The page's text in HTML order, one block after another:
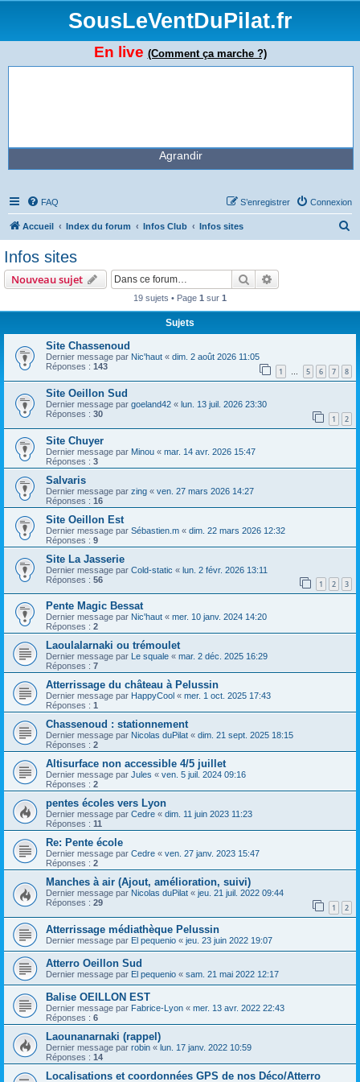
SousLeVentDuPilat.fr
En live (Comment ça marche ?)
Agrandir
FAQ Connexion
S’enregistrer
Accueil Index du forum Infos Club Infos sites
e
Infos sites
Nouveau sujet Rechercher
19 sujets • Page 1 sur 1
Sujets
Site Chassenoud
Dernier message par Nic'haut « dim. 2 août 2026 11:05
Réponses : 143 1 … 5 6 7 8
Site Oeillon Sud
Dernier message par goeland42 « lun. 13 juil. 2026 23:30
Réponses : 30 1 2
Site Chuyer
Dernier message par Minou « mar. 14 avr. 2026 15:47
Réponses : 3
Salvaris
Dernier message par zing « ven. 27 mars 2026 14:27
Réponses : 16
Site Oeillon Est
Dernier message par Sébastien.m « dim. 22 mars 2026 12:32
Réponses : 9
Site La Jasserie
Dernier message par Cold-static « lun. 2 févr. 2026 13:11
Réponses : 56 1 2 3
Pente Magic Bessat
Dernier message par Nic'haut « mer. 10 janv. 2024 14:20
Réponses : 2
Laoulalarnaki ou trémoulet
Dernier message par Le squale « mar. 2 déc. 2025 16:29
Réponses : 7
Atterrissage du château à Pelussin
Dernier message par HappyCool « mer. 1 oct. 2025 17:43
Réponses : 1
Chassenoud : stationnement
Dernier message par Nicolas duPilat « dim. 21 sept. 2025 18:15
Réponses : 2
Altisurface non accessible 4/5 juillet
Dernier message par Jules « ven. 5 juil. 2024 09:16
Réponses : 2
pentes écoles vers Lyon
Dernier message par Cedre « dim. 11 juin 2023 11:23
Réponses : 11
Re: Pente école
Dernier message par Cedre « ven. 27 janv. 2023 15:47
Réponses : 2
Manches à air (Ajout, amélioration, suivi)
Dernier message par Nicolas duPilat « jeu. 21 juil. 2022 09:44
Réponses : 29 1 2
Atterrissage médiathèque Pelussin
Dernier message par El pequenio « jeu. 23 juin 2022 19:07
Atterro Oeillon Sud
Dernier message par El pequenio « sam. 21 mai 2022 12:17
Balise OEILLON EST
Dernier message par Fabrice-Lyon « mer. 13 avr. 2022 22:43
Réponses : 6
Laounanarnaki (rappel)
Dernier message par robin « lun. 17 janv. 2022 10:59
Réponses : 14
Localisations et coordonnées GPS de nos Déco/Atterro